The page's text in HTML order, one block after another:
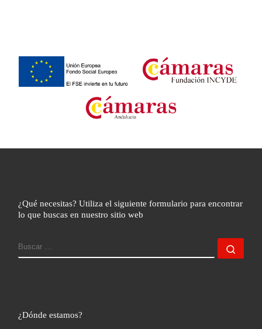
¿Qué necesitas? Utiliza el siguiente formulario para encontrar
lo que buscas en nuestro sitio web
BUSCAR
¿Dónde estamos?